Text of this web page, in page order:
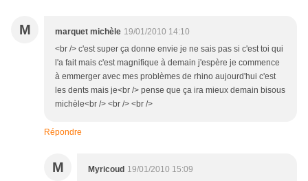
M marquet michèle 19/01/2010 14:10
<br /> c'est super ça donne envie je ne sais pas si c'est toi qui
l'a fait mais c'est magnifique à demain j'espère je commence
à emmerger avec mes problèmes de rhino aujourd'hui c'est
les dents mais je<br /> pense que ça ira mieux demain bisous
michèle<br /> <br /> <br />
Répondre
M Myricoud 19/01/2010 15:09